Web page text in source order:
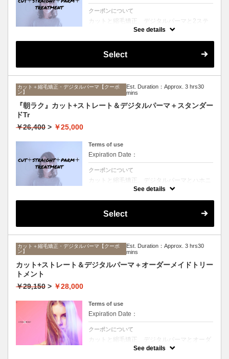
クーポンについて
カットと縮毛矯正、デジタルパーマと2ステ
ップTrのセットメニュー。ボリュームは抑え
グを楽にしたい方にオススメ☆ロング料金な
See details
Select
カット＋縮毛矯正・デジタルパーマ【クーポ
ン】
Est. Duration：Approx. 3 hrs30
mins
『朝ラク』カット+ストレート＆デジタルパーマ＋スタンダー
ドTr
￥26,400 > ￥25,000
Terms of use
Expiration Date：
クーポンについて
カットと縮毛矯正、デジタルパーマとハホニ
コTrのセットメニュー。ボリュームは抑えて
を楽にしたい方にオススメ☆ロング料金な
See details
Select
カット＋縮毛矯正・デジタルパーマ【クーポ
ン】
Est. Duration：Approx. 3 hrs30
mins
カット+ストレート＆デジタルパーマ＋オーダーメイドトリー
トメント
￥29,150 > ￥28,000
Terms of use
Expiration Date：
クーポンについて
カットと縮毛矯正、デジタルパーマとオーダ
ーメイドTrのセットメニュー。ボリュームは
See details